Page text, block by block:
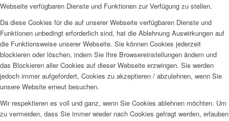
Webseite verfügbaren Dienste und Funktionen zur Verfügung zu stellen.
Da diese Cookies für die auf unserer Webseite verfügbaren Dienste und
Funktionen unbedingt erforderlich sind, hat die Ablehnung Auswirkungen auf
die Funktionsweise unserer Webseite. Sie können Cookies jederzeit
blockieren oder löschen, indem Sie Ihre Browsereinstellungen ändern und
das Blockieren aller Cookies auf dieser Webseite erzwingen. Sie werden
jedoch immer aufgefordert, Cookies zu akzeptieren / abzulehnen, wenn Sie
unsere Website erneut besuchen.
Wir respektieren es voll und ganz, wenn Sie Cookies ablehnen möchten. Um
zu vermeiden, dass Sie immer wieder nach Cookies gefragt werden, erlauben